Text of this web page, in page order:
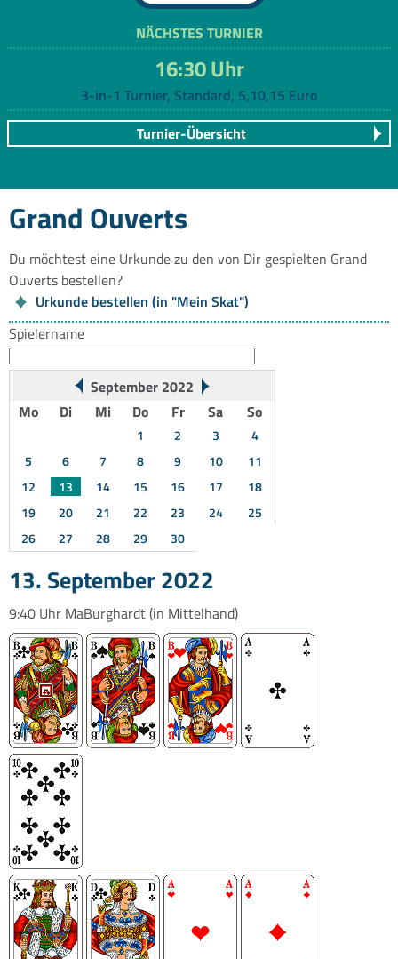
NÄCHSTES TURNIER
16:30 Uhr
3-in-1 Turnier, Standard, 5,10,15 Euro
Turnier-Übersicht
Grand Ouverts
Du möchtest eine Urkunde zu den von Dir gespielten Grand
Ouverts bestellen?
Urkunde bestellen (in "Mein Skat")
Spielername
September 2022
Mo
Di Mi Do Fr Sa So
1 2 3
4
5
6 7 8 9 10
11
12
13 14 15 16 17
18
19
20 21 22 23 24
25
26
27 28 29 30
13. September 2022
9:40 Uhr MaBurghardt(in Mittelhand)